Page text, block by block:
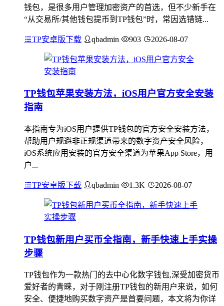
钱包，是很多用户管理加密资产的首选，但不少新手在
“从交易所/其他钱包提币到TP钱包”时，常因选错链...
TP安卓版下载 qbadmin 903 2026-08-07
TP钱包苹果安装方法，iOS用户官方安全安装
指南
本指南专为iOS用户提供TP钱包的官方安全安装方法，
帮助用户规避非正规渠道带来的数字资产安全风险，
iOS系统应用安装的官方安全渠道为苹果App Store，用
户...
TP安卓版下载 qbadmin 1.3K 2026-08-07
TP钱包新用户买币全指南，新手快速上手实操
步骤
TP钱包作为一款热门的去中心化数字钱包,深受加密货币
爱好者的青睐，对于刚注册TP钱包的新用户来说，如何
安全、便捷地购买数字资产是首要问题，本文将为你详